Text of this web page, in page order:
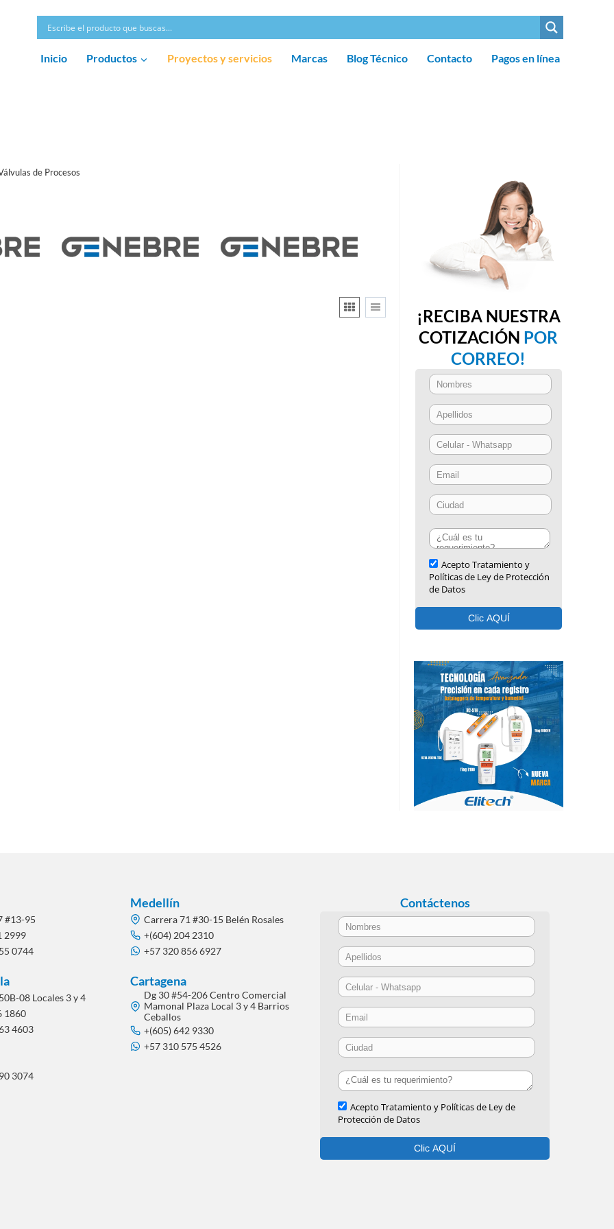
Inicio
Productos Proyectos y servicios Marcas Blog Técnico Contacto Pagos en línea
de Procesos
¡RECIBA NUESTRA
COTIZACIÓN POR
CORREO!
#13-95
2999
0744
08 Locales 3 y 4
1860
4603
3074
Medellín
Carrera 71 #30-15 Belén Rosales
+(604) 204 2310
+57 320 856 6927
Cartagena
Dg 30 #54-206 Centro Comercial
Mamonal Plaza Local 3 y 4 Barrios
Ceballos
+(605) 642 9330
+57 310 575 4526
Contáctenos